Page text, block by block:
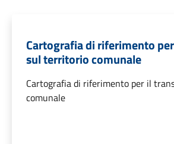
Cartografia di riferimento
sul territorio comunale
Cartografia di riferimento per il
comunale